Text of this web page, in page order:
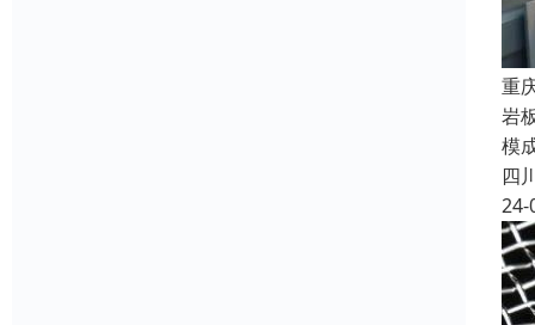
重
岩
模
四
24-